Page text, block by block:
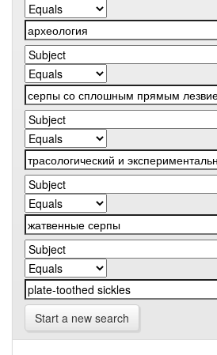
Start a new search